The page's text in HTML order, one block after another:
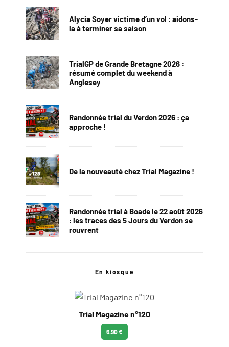
Alycia Soyer victime d’un vol : aidons-
la à terminer sa saison
TrialGP de Grande Bretagne 2026 :
résumé complet du weekend à
Anglesey
Randonnée trial du Verdon 2026 : ça
approche !
De la nouveauté chez Trial Magazine !
Randonnée trial à Boade le 22 août 2026
: les traces des 5 Jours du Verdon se
rouvrent
En kiosque
Trial Magazine n°120
6.90 €